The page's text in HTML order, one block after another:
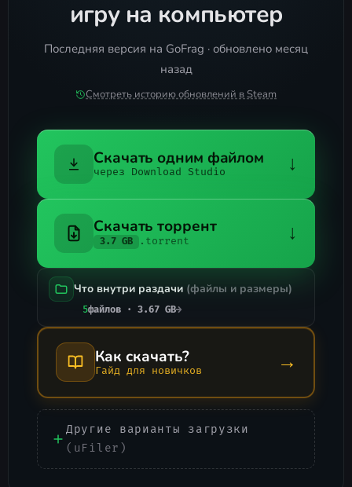
игру на компьютер
Последняя версия на GoFrag · обновлено месяц
назад
Смотреть историю обновлений в Steam
Скачать одним файлом
через Download Studio ↓
Скачать торрент
3.7 GB .torrent ↓
Что внутри раздачи (файлы и размеры)
5файлов · 3.67 GB→
Как скачать?
Гайд для новичков →
Другие варианты загрузки
(uFiler)